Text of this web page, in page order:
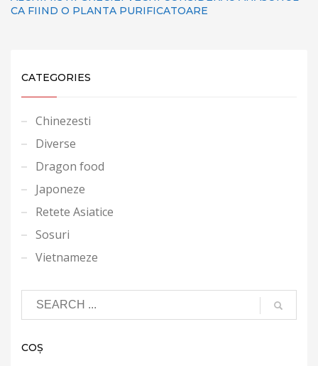
CA FIIND O PLANTA PURIFICATOARE
CATEGORIES
Chinezesti
Diverse
Dragon food
Japoneze
Retete Asiatice
Sosuri
Vietnameze
COȘ